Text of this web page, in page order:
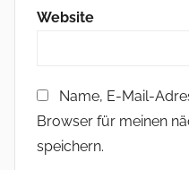
Website
Name, E-Mail-
Browser für meinen
speichern.